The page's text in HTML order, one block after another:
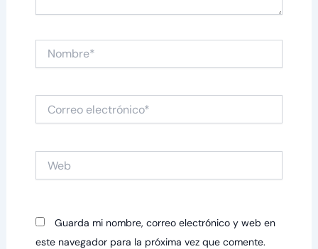
Nombre*
electrónico*
Guarda mi nombre, correo electrónico y web en
este navegador para la próxima vez que comente.